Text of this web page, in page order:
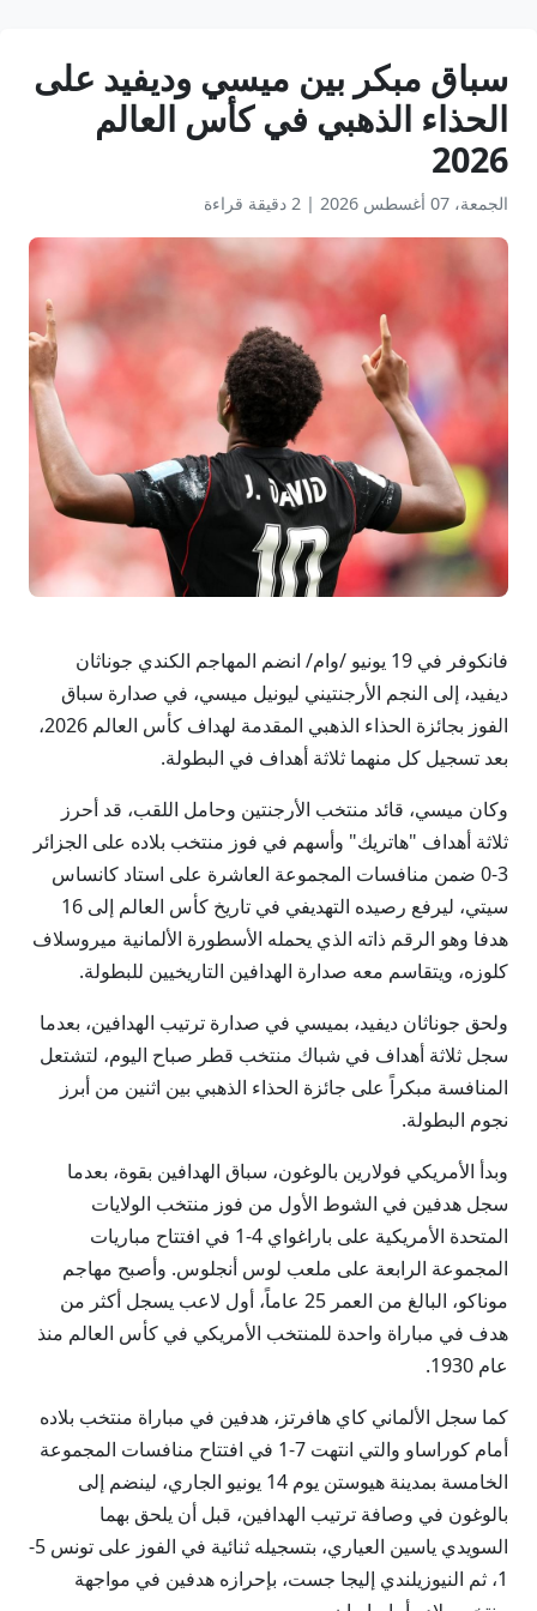
سباق مبكر بين ميسي وديفيد على
الحذاء الذهبي في كأس العالم
2026
الجمعة، 07 أغسطس 2026 | 2 دقيقة قراءة
فانكوفر في 19 يونيو /وام/ انضم المهاجم الكندي جوناثان
ديفيد، إلى النجم الأرجنتيني ليونيل ميسي، في صدارة سباق
الفوز بجائزة الحذاء الذهبي المقدمة لهداف كأس العالم 2026،
بعد تسجيل كل منهما ثلاثة أهداف في البطولة.
وكان ميسي، قائد منتخب الأرجنتين وحامل اللقب، قد أحرز
ثلاثة أهداف "هاتريك" وأسهم في فوز منتخب بلاده على الجزائر
3-0 ضمن منافسات المجموعة العاشرة على استاد كانساس
سيتي، ليرفع رصيده التهديفي في تاريخ كأس العالم إلى 16
هدفا وهو الرقم ذاته الذي يحمله الأسطورة الألمانية ميروسلاف
كلوزه، ويتقاسم معه صدارة الهدافين التاريخيين للبطولة.
ولحق جوناثان ديفيد، بميسي في صدارة ترتيب الهدافين، بعدما
سجل ثلاثة أهداف في شباك منتخب قطر صباح اليوم، لتشتعل
المنافسة مبكراً على جائزة الحذاء الذهبي بين اثنين من أبرز
نجوم البطولة.
وبدأ الأمريكي فولارين بالوغون، سباق الهدافين بقوة، بعدما
سجل هدفين في الشوط الأول من فوز منتخب الولايات
المتحدة الأمريكية على باراغواي 4-1 في افتتاح مباريات
المجموعة الرابعة على ملعب لوس أنجلوس. وأصبح مهاجم
موناكو، البالغ من العمر 25 عاماً، أول لاعب يسجل أكثر من
هدف في مباراة واحدة للمنتخب الأمريكي في كأس العالم منذ
عام 1930.
كما سجل الألماني كاي هافرتز، هدفين في مباراة منتخب بلاده
أمام كوراساو والتي انتهت 7-1 في افتتاح منافسات المجموعة
الخامسة بمدينة هيوستن يوم 14 يونيو الجاري، لينضم إلى
بالوغون في وصافة ترتيب الهدافين، قبل أن يلحق بهما
السويدي ياسين العياري، بتسجيله ثنائية في الفوز على تونس 5-
1، ثم النيوزيلندي إليجا جست، بإحرازه هدفين في مواجهة